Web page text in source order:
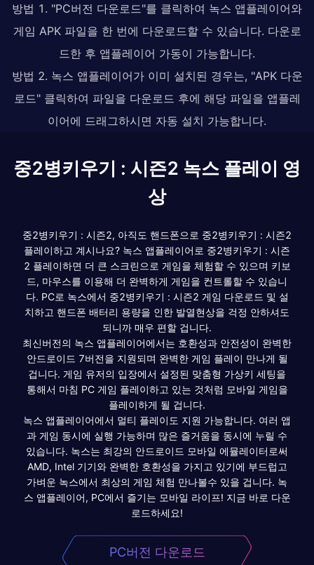
방법 1. "PC버전 다운로드"를 클릭하여 녹스 앱플레이어와
게임 APK 파일을 한 번에 다운로드할 수 있습니다. 다운로
드한 후 앱플레이어 가동이 가능합니다.
방법 2. 녹스 앱플레이어가 이미 설치된 경우는, "APK 다운
로드" 클릭하여 파일을 다운로드 후에 해당 파일을 앱플레
이어에 드래그하시면 자동 설치 가능합니다.
중2병키우기 : 시즌2 녹스 플레이 영
상
중2병키우기 : 시즌2, 아직도 핸드폰으로 중2병키우기 : 시즌2
플레이하고 계시나요? 녹스 앱플레이어로 중2병키우기 : 시즌
2 플레이하면 더 큰 스크린으로 게임을 체험할 수 있으며 키보
드, 마우스를 이용해 더 완벽하게 게임을 컨트롤할 수 있습니
다. PC로 녹스에서 중2병키우기 : 시즌2 게임 다운로드 및 설
치하고 핸드폰 배터리 용량을 인한 발열현상을 걱정 안하셔도
되니까 매우 편할 겁니다.
최신버전의 녹스 앱플레이어에서는 호환성과 안전성이 완벽한
안드로이드 7버전을 지원되며 완벽한 게임 플레이 만나게 될
겁니다. 게임 유저의 입장에서 설정된 맞춤형 가상키 세팅을
통해서 마침 PC 게임 플레이하고 있는 것처럼 모바일 게임을
플레이하게 될 겁니다.
녹스 앱플레이어에서 멀티 플레이도 지원 가능합니다. 여러 앱
과 게임 동시에 실행 가능하며 많은 즐거움을 동시에 누릴 수
있습니다. 녹스는 최강의 안드로이드 모바일 에뮬레이터로써
AMD, Intel 기기와 완벽한 호환성을 가지고 있기에 부드럽고
가벼운 녹스에서 최상의 게임 체험 만나볼수 있을 겁니다. 녹
스 앱플레이어, PC에서 즐기는 모바일 라이프! 지금 바로 다운
로드하세요!
PC버전 다운로드